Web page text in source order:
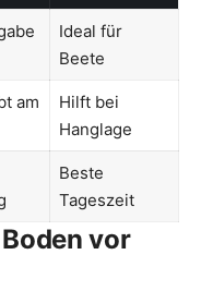
Ideal für
Beete
am
Hilft bei
Hanglage
Beste
Tageszeit
vor